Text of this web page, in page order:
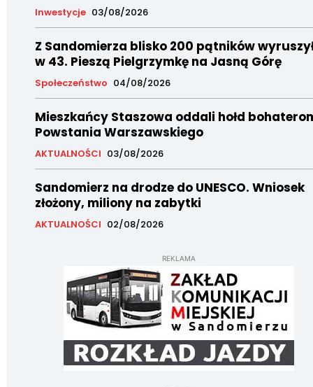
Inwestycje 03/08/2026
Z Sandomierza blisko 200 pątników
w 43. Pieszą Pielgrzymkę na Jasną Górę
Społeczeństwo 04/08/2026
Mieszkańcy Staszowa oddali hołd
Powstania Warszawskiego
AKTUALNOŚCI 03/08/2026
Sandomierz na drodze do UNESCO. Wniosek
złożony, miliony na zabytki
AKTUALNOŚCI 02/08/2026
REKLAMA